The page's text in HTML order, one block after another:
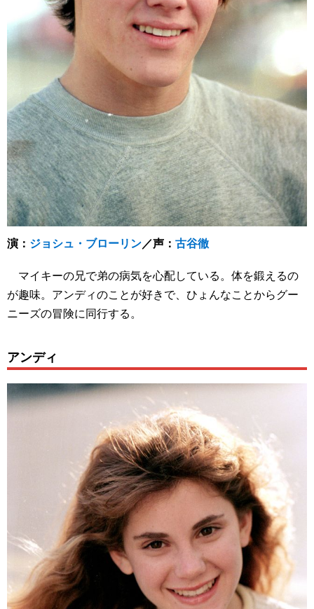
演： ジョシュ・ブローリン／声： 古谷徹
マイキーの兄で弟の病気を心配している。体を鍛えるの
が趣味。アンディのことが好きで、ひょんなことからグー
ニーズの冒険に同行する。
アンディ